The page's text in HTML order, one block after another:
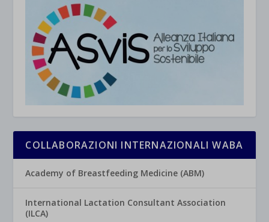
COLLABORAZIONI INTERNAZIONALI WABA
Academy of Breastfeeding Medicine (ABM)
International Lactation Consultant Association
(ILCA)